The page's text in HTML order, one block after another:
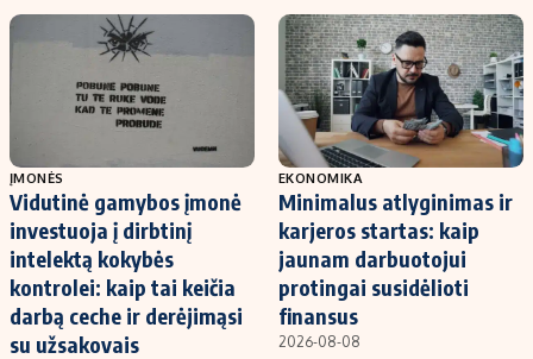
ĮMONĖS
Vidutinė gamybos įmonė
investuoja į dirbtinį
intelektą kokybės
kontrolei: kaip tai keičia
darbą ceche ir derėjimąsi
su užsakovais
EKONOMIKA
Minimalus atlyginimas ir
karjeros startas: kaip
jaunam darbuotojui
protingai susidėlioti
finansus
2026-08-08